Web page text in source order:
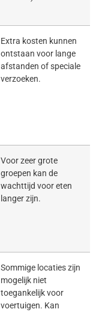
Extra kosten kunnen
ontstaan voor lange
afstanden of speciale
verzoeken.
Voor zeer grote
groepen kan de
wachttijd voor eten
langer zijn.
Sommige locaties zijn
mogelijk niet
toegankelijk voor
voertuigen. Kan